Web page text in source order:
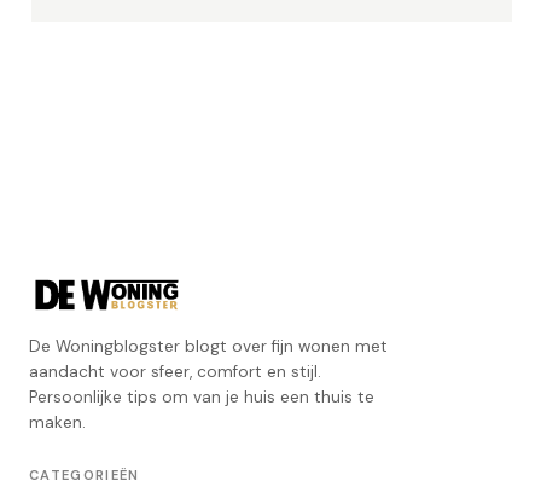
De Woningblogster blogt over fijn wonen met
aandacht voor sfeer, comfort en stijl.
Persoonlijke tips om van je huis een thuis te
maken.
CATEGORIEËN